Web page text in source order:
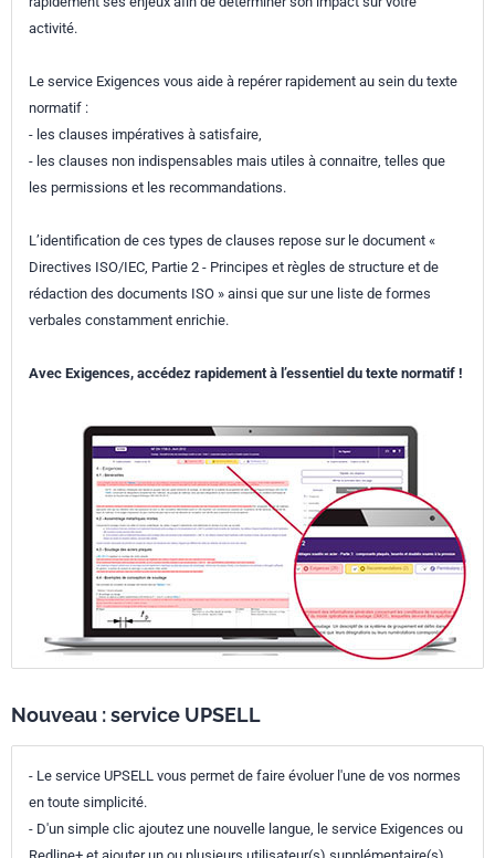
activité.
Le service Exigences vous aide à repérer rapidement au sein du texte
normatif :
- les clauses impératives à satisfaire,
- les clauses non indispensables mais utiles à connaitre, telles que
les permissions et les recommandations.
L’identification de ces types de clauses repose sur le document «
Directives ISO/IEC, Partie 2 - Principes et règles de structure et de
rédaction des documents ISO » ainsi que sur une liste de formes
verbales constamment enrichie.
Avec Exigences, accédez rapidement à l’essentiel du texte normatif !
Nouveau : service UPSELL
- Le service UPSELL vous permet de faire évoluer l'une de vos normes
en toute simplicité.
- D'un simple clic ajoutez une nouvelle langue, le service Exigences ou